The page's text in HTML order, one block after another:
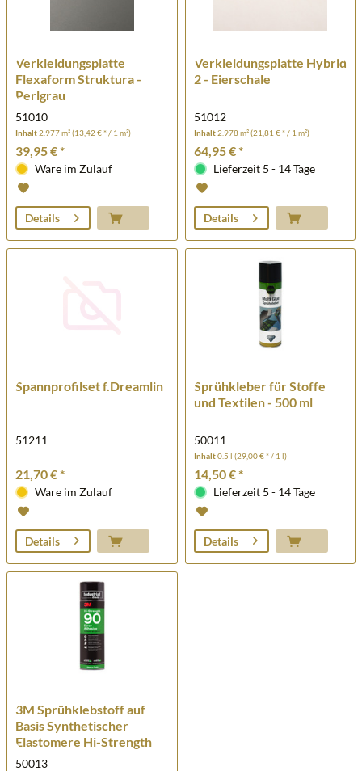
Verkleidungsplatte
Flexaform Struktura -
Perlgrau
51010
Inhalt2.977 m²(13,42 € * / 1 m²)
39,95 € *
Ware im Zulauf
Details
Verkleidungsplatte Hybrid
2 - Eierschale
51012
Inhalt2.978 m²(21,81 € * / 1 m²)
64,95 € *
Lieferzeit 5 - 14 Tage
Details
Spannprofilset f.Dreamlin
51211
21,70 € *
Ware im Zulauf
Details
Sprühkleber für Stoffe
und Textilen - 500 ml
50011
Inhalt0.5 l (29,00 € * / 1 l)
14,50 € *
Lieferzeit 5 - 14 Tage
Details
3M Sprühklebstoff auf
Basis Synthetischer
Elastomere Hi-Strength
90 - Transparent - 500 ml
50013